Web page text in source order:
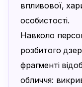
впливової,
особистості.
Навколо
розбитого
фрагменті
обличчя: